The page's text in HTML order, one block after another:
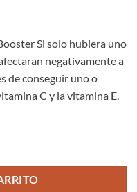
Si solo hubiera uno
negativamente a
de conseguir uno o
C y la vitamina E.